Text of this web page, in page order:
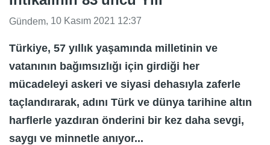
Gündem, 10 Kasım 2021 12:37
Türkiye, 57 yıllık yaşamında milletinin ve
vatanının bağımsızlığı için girdiği her
mücadeleyi askeri ve siyasi dehasıyla zaferle
taçlandırarak, adını Türk ve dünya tarihine altın
harflerle yazdıran önderini bir kez daha sevgi,
saygı ve minnetle anıyor...